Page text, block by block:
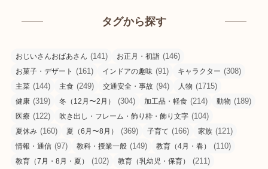
タグから探す
おじいさんおばあさん (141) お正月・初詣 (146)
お菓子・デザート (161) インドアの趣味 (91) キャラクター (308)
主菜 (144) 主食 (249) 交通安全・事故 (94) 人物 (1715)
健康 (319) 冬（12月〜2月） (304) 加工品・軽食 (214) 動物 (189)
医療 (122) 吹き出し・フレーム・飾り枠・飾り文字 (104)
夏休み (160) 夏（6月〜8月） (369) 子育て (166) 家族 (121)
情報・通信 (97) 教科・授業一般 (149) 教育（4月・春） (110)
教育（7月・8月・夏） (102) 教育（乳幼児・保育） (211)